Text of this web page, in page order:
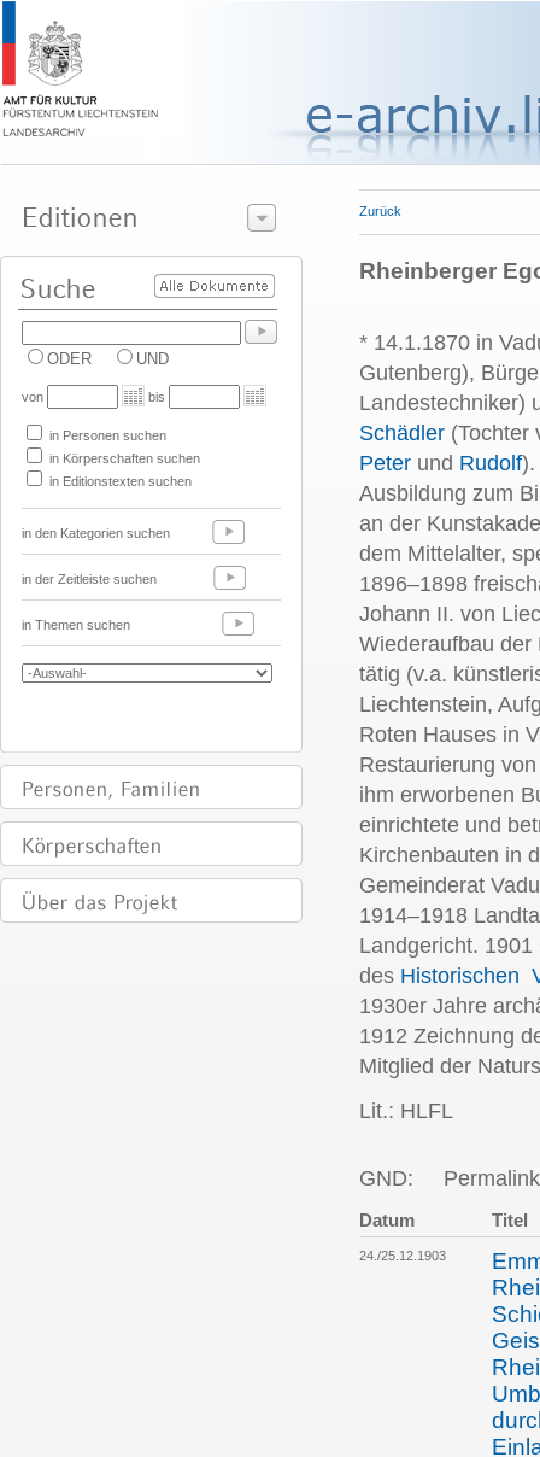
ODER UND
von bis
in Personen suchen
in Körperschaften suchen
in Editionstexten suchen
in den Kategorien suchen
in der Zeitleiste suchen
in Themen suchen
Zurück
Rheinberger
* 14.1.1870 in
Gutenberg),
Landestechniker)
Schädler (Tochter
Peter und Rudolf).
Ausbildung zum
an der
dem Mittelalter,
1896–1898
Johann II. von
Wiederaufbau der
tätig (v.a.
Liechtenstein,
Roten Hauses in
Restaurierung
ihm erworbenen
einrichtete und
Kirchenbauten in
Gemeinderat
1914–1918
Landgericht.
des Historischen
1930er Jahre
1912 Zeichnung
Mitglied der
Lit.: HLFL
GND:
Datum Titel
24./25.12.1903